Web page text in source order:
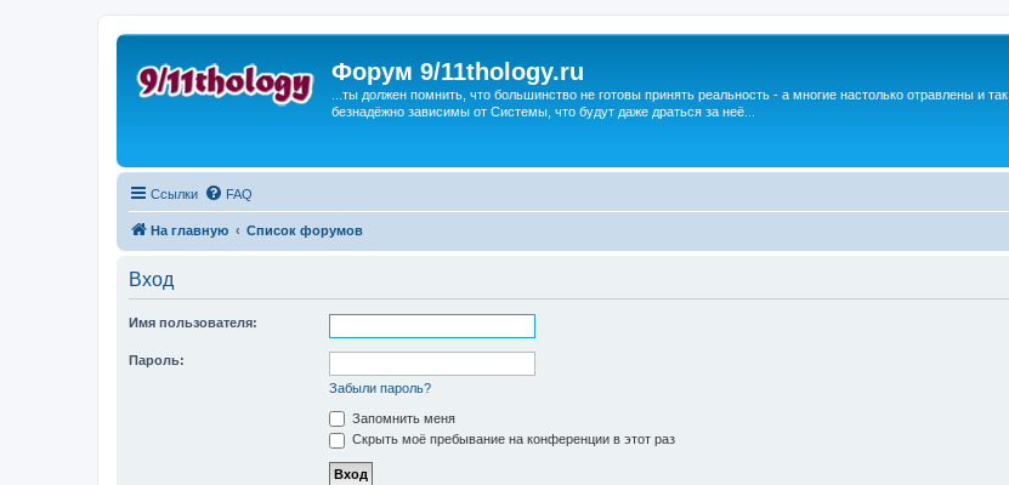
Форум 9/11thology.ru
...ты должен помнить, что большинство не готовы принять реальность - а многие настолько отравлены и так
безнадёжно зависимы от Системы, что будут даже драться за неё...
Ссылки FAQ
На главную Список форумов
Вход
Имя пользователя:
Пароль:
Забыли пароль?
Запомнить меня
Скрыть моё пребывание на конференции в этот раз